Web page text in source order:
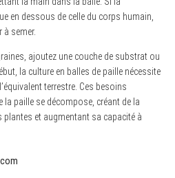
en dessous de celle du corps humain,
semer.
ajoutez une couche de substrat ou
la culture en balles de paille nécessite
terrestre. Ces besoins
la paille se décompose, créant de la
et augmentant sa capacité à